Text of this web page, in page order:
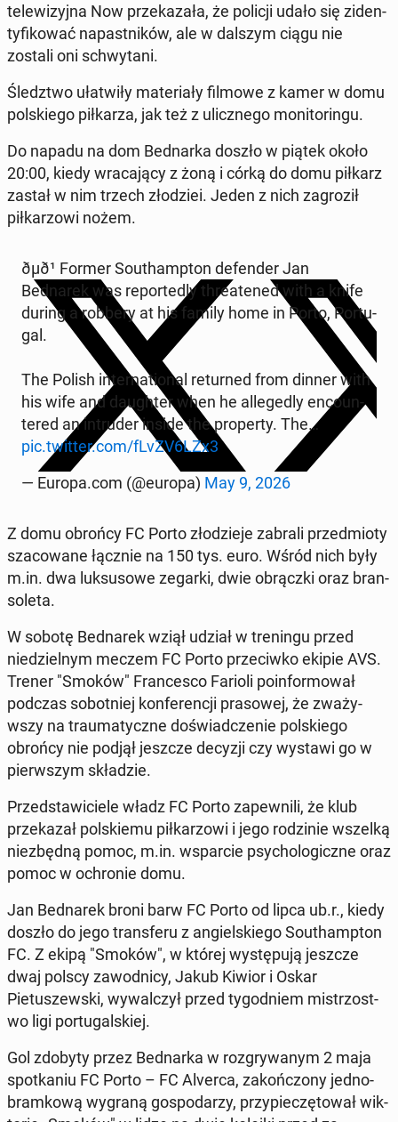
telewiz­yj­na Now przekaza­ła, że policji udało się zi­den­
ty­fikować na­past­ników, ale w dalszym ciągu nie
zostali oni schwytani.
Śledzt­wo ułatwiły ma­te­ri­ały filmowe z kamer w domu
pol­skiego piłkarza, jak też z ulicznego mon­i­toringu.
Do napadu na dom Bed­nar­ka doszło w piątek około
20:00, kiedy wraca­ją­cy z żoną i córką do domu piłkarz
zastał w nim trzech złodziei. Jeden z nich za­groz­ił
piłkar­zowi nożem.
ðµð¹ Former Southamp­ton de­fend­er Jan
Bednarek was re­port­ed­ly threat­ened with a knife
during a robbery at his family home in Porto, Por­tu­
gal.
The Polish in­ter­na­tion­al re­turned from dinner with
his wife and daugh­ter when he al­leged­ly en­coun­
tered an in­trud­er inside the prop­er­ty. The…
pic.twitter.com/fLvZV6LZx3
— Europa.com (@europa) May 9, 2026
Z domu obrońcy FC Porto złodzieje zabrali przed­mio­ty
sza­cow­ane łącznie na 150 tys. euro. Wśród nich były
m.in. dwa luk­su­sowe zegarki, dwie obrącz­ki oraz bran­
so­le­ta.
W sobotę Bednarek wziął udział w treningu przed
niedziel­nym meczem FC Porto prze­ci­wko ekipie AVS.
Trener "Smoków" Francesco Farioli poin­for­mował
podczas sobot­niej kon­fer­encji pra­sowej, że zważy­
wszy na trau­maty­czne doświad­cze­nie pol­skiego
obrońcy nie podjął jeszcze decyzji czy wystawi go w
pier­wszym składzie.
Przed­staw­iciele władz FC Porto za­pewnili, że klub
przekazał pol­skiemu piłkar­zowi i jego rodzinie wszelką
niezbęd­ną pomoc, m.in. ws­par­cie psy­cho­log­iczne oraz
pomoc w ochronie domu.
Jan Bednarek broni barw FC Porto od lipca ub.r., kiedy
doszło do jego trans­feru z ang­iel­skiego Southamp­ton
FC. Z ekipą "Smoków", w której wys­tępu­ją jeszcze
dwaj polscy za­wod­ni­cy, Jakub Kiwior i Oskar
Pietuszews­ki, wywal­czył przed ty­god­niem mis­tr­zost­
wo ligi por­tu­gal­skiej.
Gol zdobyty przez Bed­nar­ka w roz­gry­wanym 2 maja
spotka­niu FC Porto – FC Alverca, za­końc­zony jed­no­
bramkową wygraną gospo­darzy, przy­p­ieczę­tował wik­